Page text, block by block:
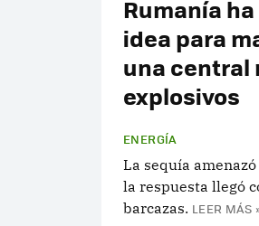
Rumanía
idea para
una central
explosivos
ENERGÍA
La sequía
la respuesta llegó
barcazas. LEER MÁS